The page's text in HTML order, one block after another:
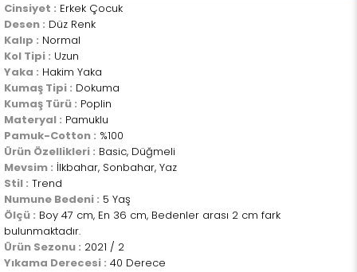
Cinsiyet : Erkek Çocuk
Desen : Düz Renk
Kalıp : Normal
Kol Tipi : Uzun
Yaka : Hakim Yaka
Kumaş Tipi : Dokuma
Kumaş Türü : Poplin
Materyal : Pamuklu
Pamuk-Cotton : %100
Ürün Özellikleri : Basic, Düğmeli
Mevsim : İlkbahar, Sonbahar, Yaz
Stil : Trend
Numune Bedeni : 5 Yaş
Ölçü : Boy 47 cm, En 36 cm, Bedenler arası 2 cm fark
bulunmaktadır.
Ürün Sezonu : 2021 / 2
Yıkama Derecesi : 40 Derece